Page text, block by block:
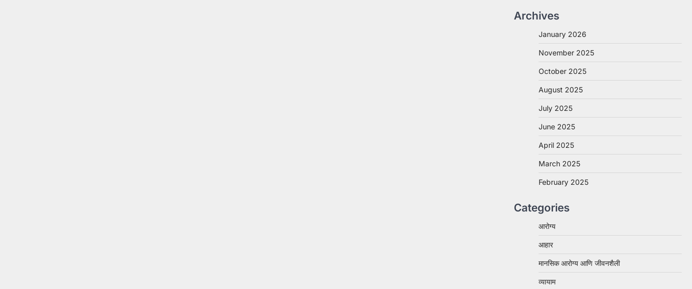
Archives
January 2026
November 2025
October 2025
August 2025
July 2025
June 2025
April 2025
March 2025
February 2025
Categories
आरोग्य
आहार
मानसिक आरोग्य आणि जीवनशैली
व्यायाम